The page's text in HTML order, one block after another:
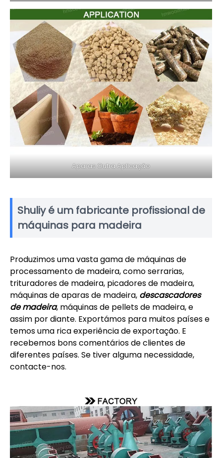
Aparas Outra Aplicação
Shuliy é um fabricante profissional de
máquinas para madeira
Produzimos uma vasta gama de máquinas de
processamento de madeira, como serrarias,
trituradores de madeira, picadores de madeira,
máquinas de aparas de madeira, descascadores
de madeira, máquinas de pellets de madeira, e
assim por diante. Exportámos para muitos países e
temos uma rica experiência de exportação. E
recebemos bons comentários de clientes de
diferentes países. Se tiver alguma necessidade,
contacte-nos.